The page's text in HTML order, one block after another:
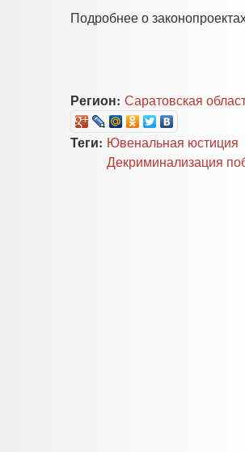
Подробнее о
Регион: Саратовская
Теги: Ювенальная юстиция
Декриминализация